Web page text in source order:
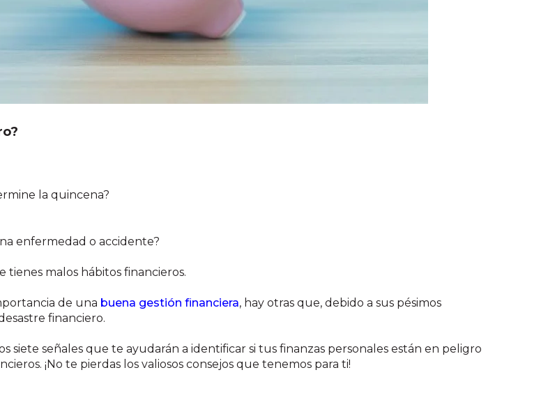
la quincena?
enfermedad o accidente?
malos hábitos financieros.
de una buena gestión financiera, hay otras que, debido a sus pésimos
financiero.
siete señales que te ayudarán a identificar si tus finanzas personales están en peligro
¡No te pierdas los valiosos consejos que tenemos para ti!